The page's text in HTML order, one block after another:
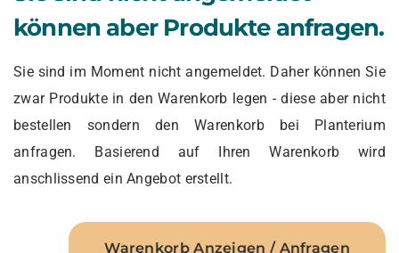
können aber Produkte anfragen.
Sie sind im Moment nicht angemeldet. Daher können Sie
zwar Produkte in den Warenkorb legen - diese aber nicht
bestellen sondern den Warenkorb bei Planterium
anfragen. Basierend auf Ihren Warenkorb wird
anschlissend ein Angebot erstellt.
Warenkorb Anzeigen / Anfragen